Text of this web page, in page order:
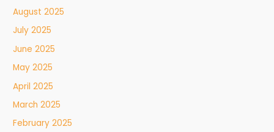
August 2025
July 2025
June 2025
May 2025
April 2025
March 2025
February 2025